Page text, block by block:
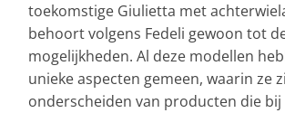
toekomstige Giulietta met
behoort volgens Fedeli gewoon tot
mogelijkheden. Al deze modellen
unieke aspecten gemeen, waarin ze
onderscheiden van producten die bij